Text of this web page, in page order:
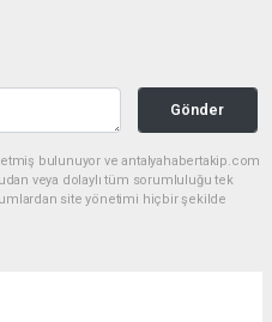
Gönder
bulunuyor ve antalyahabertakip.com
veya dolaylı tüm sorumluluğu tek
site yönetimi hiçbir şekilde